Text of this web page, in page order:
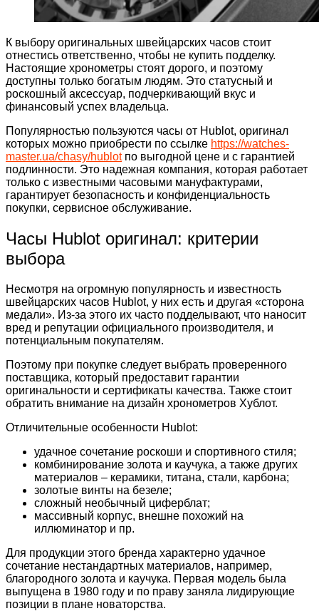
К выбору оригинальных швейцарских часов стоит
отнестись ответственно, чтобы не купить подделку.
Настоящие хронометры стоят дорого, и поэтому
доступны только богатым людям. Это статусный и
роскошный аксессуар, подчеркивающий вкус и
финансовый успех владельца.
Популярностью пользуются часы от Hublot, оригинал
которых можно приобрести по ссылке https://watches-
master.ua/chasy/hublotпо выгодной цене и с гарантией
подлинности. Это надежная компания, которая работает
только с известными часовыми мануфактурами,
гарантирует безопасность и конфиденциальность
покупки, сервисное обслуживание.
Часы Hublot оригинал: критерии
выбора
Несмотря на огромную популярность и известность
швейцарских часов Hublot, у них есть и другая «сторона
медали». Из-за этого их часто подделывают, что наносит
вред и репутации официального производителя, и
потенциальным покупателям.
Поэтому при покупке следует выбрать проверенного
поставщика, который предоставит гарантии
оригинальности и сертификаты качества. Также стоит
обратить внимание на дизайн хронометров Хублот.
Отличительные особенности Hublot:
удачное сочетание роскоши и спортивного стиля;
комбинирование золота и каучука, а также других
материалов – керамики, титана, стали, карбона;
золотые винты на безеле;
сложный необычный циферблат;
массивный корпус, внешне похожий на
иллюминатор и пр.
Для продукции этого бренда характерно удачное
сочетание нестандартных материалов, например,
благородного золота и каучука. Первая модель была
выпущена в 1980 году и по праву заняла лидирующие
позиции в плане новаторства.